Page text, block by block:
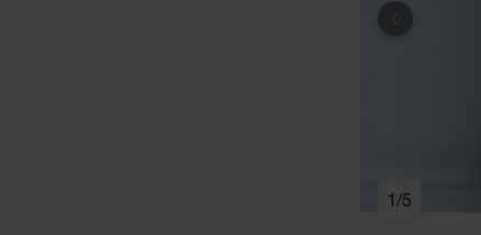
Föregående
1 /5